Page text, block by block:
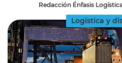
Redacción Énfasis
Logística y